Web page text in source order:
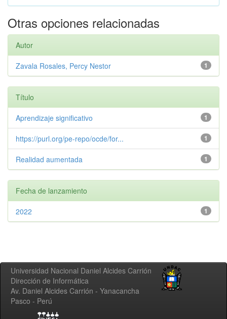
Otras opciones relacionadas
Autor
1
Zavala Rosales, Percy Nestor
Título
1
Aprendizaje significativo
1
https://purl.org/pe-repo/ocde/for...
1
Realidad aumentada
Fecha de lanzamiento
1
2022
Universidad Nacional Daniel Alcides Carrión
Dirección de Informática
Av. Daniel Alcides Carrión - Yanacancha
Pasco - Perú